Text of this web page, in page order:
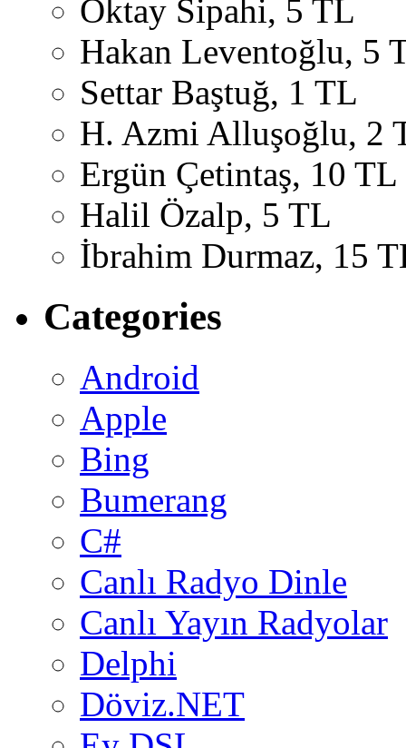
Oktay Sipahi, 5 TL
Hakan Leventoğlu, 5
Settar Baştuğ, 1 TL
H. Azmi Alluşoğlu, 2
Ergün Çetintaş, 10 TL
Halil Özalp, 5 TL
İbrahim Durmaz, 15
Categories
Android
Apple
Bing
Bumerang
C#
Canlı Radyo Dinle
Canlı Yayın Radyolar
Delphi
Döviz.NET